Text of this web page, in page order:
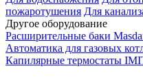
пожаротушения Для
Другое оборудование
Расширительные баки
Автоматика для газовых
Капилярные термостаты